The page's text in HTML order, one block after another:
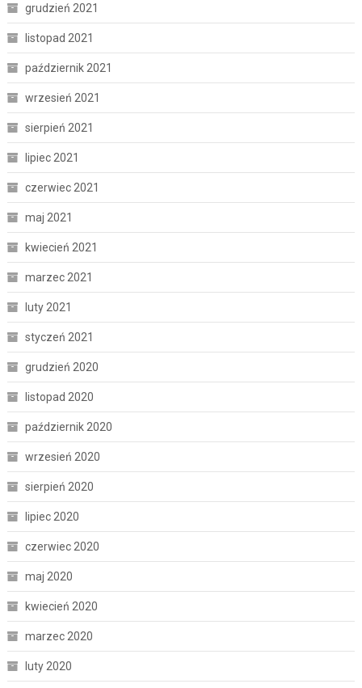
grudzień 2021
listopad 2021
październik 2021
wrzesień 2021
sierpień 2021
lipiec 2021
czerwiec 2021
maj 2021
kwiecień 2021
marzec 2021
luty 2021
styczeń 2021
grudzień 2020
listopad 2020
październik 2020
wrzesień 2020
sierpień 2020
lipiec 2020
czerwiec 2020
maj 2020
kwiecień 2020
marzec 2020
luty 2020